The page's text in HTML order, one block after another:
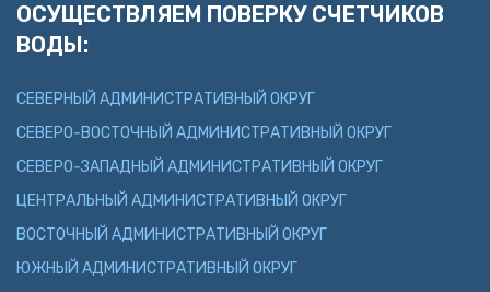
ОСУЩЕСТВЛЯЕМ ПОВЕРКУ СЧЕТЧИКОВ
ВОДЫ:
СЕВЕРНЫЙ АДМИНИСТРАТИВНЫЙ ОКРУГ
СЕВЕРО-ВОСТОЧНЫЙ АДМИНИСТРАТИВНЫЙ ОКРУГ
СЕВЕРО-ЗАПАДНЫЙ АДМИНИСТРАТИВНЫЙ ОКРУГ
ЦЕНТРАЛЬНЫЙ АДМИНИСТРАТИВНЫЙ ОКРУГ
ВОСТОЧНЫЙ АДМИНИСТРАТИВНЫЙ ОКРУГ
ЮЖНЫЙ АДМИНИСТРАТИВНЫЙ ОКРУГ